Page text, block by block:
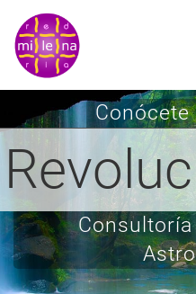
Pasar
contenido
principal